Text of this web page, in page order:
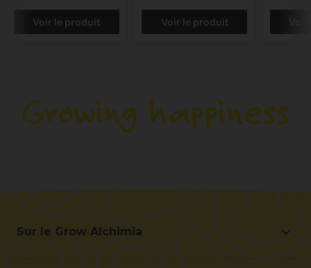
Voir le produit Voir le produit
Sur le Grow Alchimia